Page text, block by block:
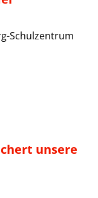
Schulzentrum
unsere